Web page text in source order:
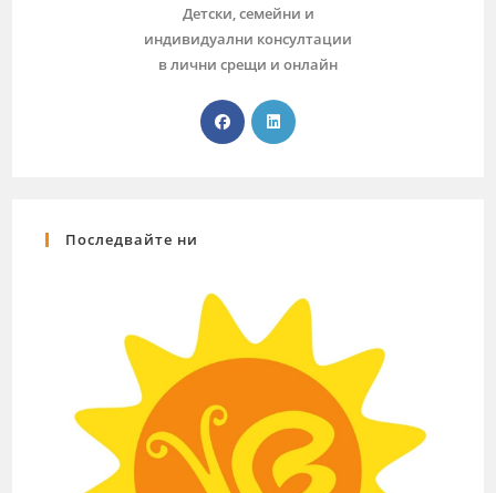
Детски, семейни и
индивидуални консултации
в лични срещи и онлайн
Последвайте ни